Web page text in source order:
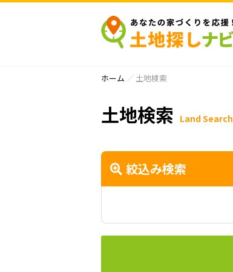
ホーム 土地検索
土地検索 Land Search
絞込み検索